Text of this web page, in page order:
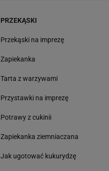
PRZEKĄSKI
Przekąski na imprezę
Zapiekanka
Tarta z warzywami
Przystawki na imprezę
Potrawy z cukinii
Zapiekanka ziemniaczana
Jak ugotować kukurydzę